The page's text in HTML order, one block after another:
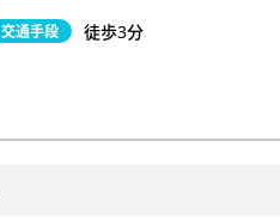
交通手段 徒歩3分